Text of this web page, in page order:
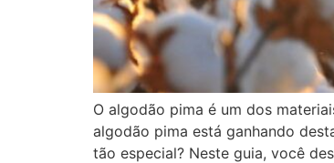
O algodão pima é um dos
algodão pima está ganhando
tão especial? Neste guia, você